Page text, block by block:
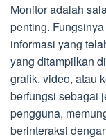
Monitor adalah
penting.
informasi yang
yang ditampilkan
grafik, video, atau
berfungsi sebagai
pengguna,
berinteraksi